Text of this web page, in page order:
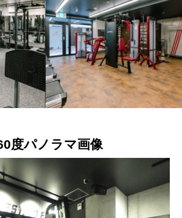
度パノラマ画像